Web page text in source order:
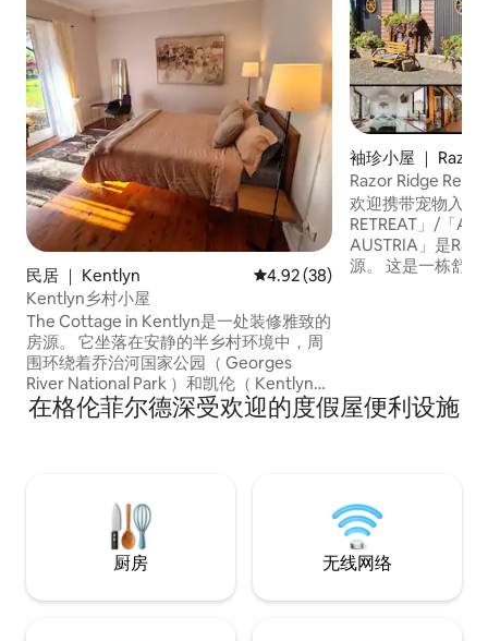
民居 ｜ Kentlyn 平均评分 4.92 分（满分 5 分）
4.92 (38)
Kentlyn乡村小屋
The Cottage in Kentlyn是一处装修雅致的
房源。 它坐落在安静的半乡村环境中，周
围环绕着乔治河国家公园（ Georges
River National Park ）和凯伦（ Kentlyn
）的丛林，但靠近坎贝尔敦市（
Campbelltown City ）的便利设施。 乡村
米。 如需入住此房源，您需要一辆车
袖珍小屋 ｜
Razor Ridge
观
欢迎携带宠物入住
RETREAT」/「A
AUSTRIA」是
源。 这是一栋舒
在格伦菲尔德深受欢迎的度假屋便利设施
厨房 无线网络